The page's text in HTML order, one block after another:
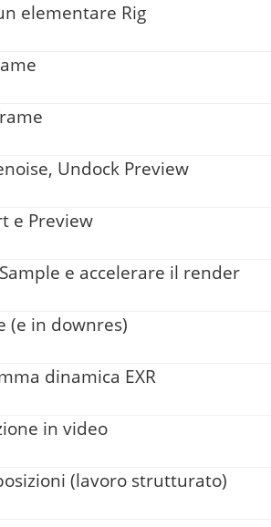
elementare Rig
Undock Preview
e Preview
e accelerare il render
(e in downres)
dinamica EXR
in video
(lavoro strutturato)